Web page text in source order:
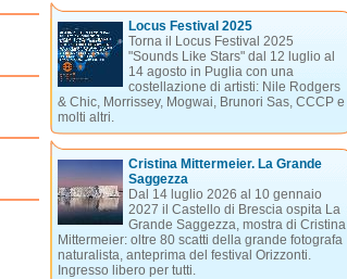
Locus Festival 2025
Torna il Locus Festival 2025
"Sounds Like Stars" dal 12 luglio al
14 agosto in Puglia con una
costellazione di artisti: Nile Rodgers
& Chic, Morrissey, Mogwai, Brunori Sas, CCCP e
molti altri.
Cristina Mittermeier. La Grande
Saggezza
Dal 14 luglio 2026 al 10 gennaio
2027 il Castello di Brescia ospita La
Grande Saggezza, mostra di Cristina
Mittermeier: oltre 80 scatti della grande fotografa
naturalista, anteprima del festival Orizzonti.
Ingresso libero per tutti.